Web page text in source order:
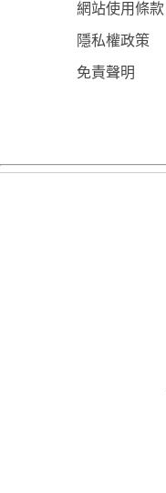
網站使用條款
隱私權政策
免責聲明